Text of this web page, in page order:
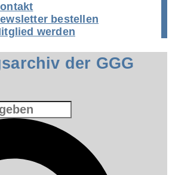
bestellen
werden
der GGG